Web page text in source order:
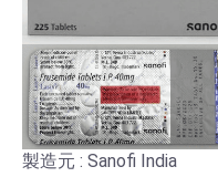
製造元 : Sanofi India